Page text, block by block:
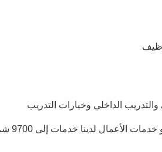
الداخلي وخيارات التدريب